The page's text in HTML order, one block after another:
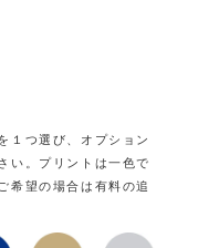
１つ選び、オプション
い。 プリントは一色で
希望の場合は有料の追